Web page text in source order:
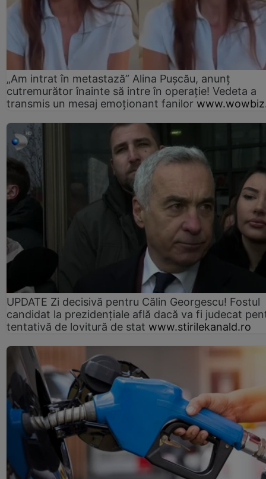
„Am intrat în metastază” Alina Pușcău, anunț
cutremurător înainte să intre în operație! Vedeta a
transmis un mesaj emoționant fanilor
UPDATE Zi decisivă pentru Călin Georgescu! Fostul
candidat la prezidențiale află dacă va fi judecat
tentativă de lovitură de stat www.stirilekanald.ro